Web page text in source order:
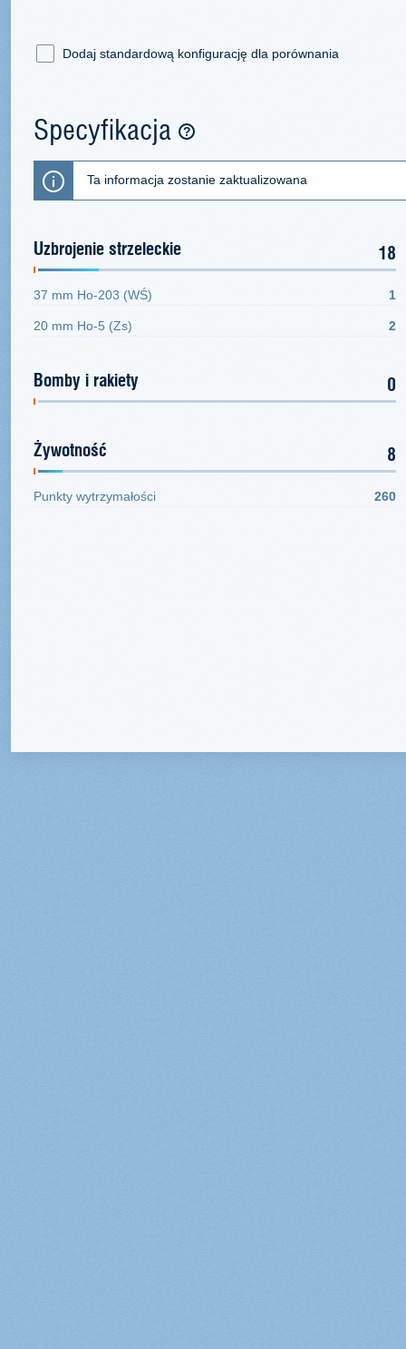
Dodaj standardową konfigurację dla porównania
Specyfikacja
Ta informacja zostanie zaktualizowana
Uzbrojenie strzeleckie 18
37 mm Ho-203 (WŚ) 1
20 mm Ho-5 (Zs) 2
Bomby i rakiety 0
Żywotność 8
Punkty wytrzymałości 260